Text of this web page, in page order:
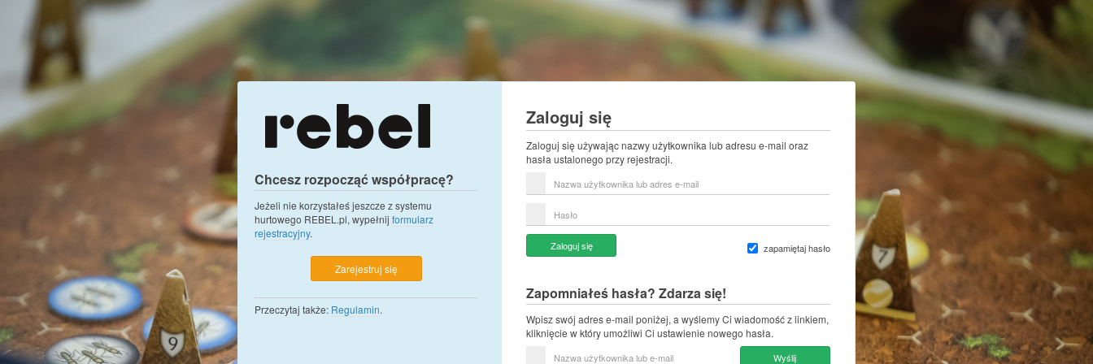
Chcesz rozpocząć współpracę?
Jeżeli nie korzystałeś jeszcze z systemu
hurtowego REBEL.pl, wypełnij formularz
rejestracyjny.
Zarejestruj się
Przeczytaj także: Regulamin.
Zaloguj się
Zaloguj się używając nazwy użytkownika lub adresu e-mail oraz
hasła ustalonego przy rejestracji.
użytkownika
e-
mail
zapamiętaj hasło
Zaloguj się
Zapomniałeś hasła? Zdarza się!
Wpisz swój adres e-mail poniżej, a wyślemy Ci wiadomość z linkiem,
kliknięcie w który umożliwi Ci ustawienie nowego hasła.
Wyślij